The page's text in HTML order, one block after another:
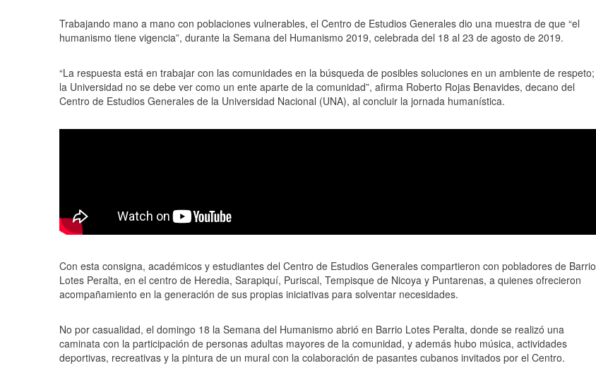
Trabajando mano a mano con poblaciones vulnerables, el Centro de Estudios Generales dio una muestra de que “el
humanismo tiene vigencia”, durante la Semana del Humanismo 2019, celebrada del 18 al 23 de agosto de 2019.
“La respuesta está en trabajar con las comunidades en la búsqueda de posibles soluciones en un ambiente de respeto;
la Universidad no se debe ver como un ente aparte de la comunidad”, afirma Roberto Rojas Benavides, decano del
Centro de Estudios Generales de la Universidad Nacional (UNA), al concluir la jornada humanística.
Con esta consigna, académicos y estudiantes del Centro de Estudios Generales compartieron con pobladores de Barrio
Lotes Peralta, en el centro de Heredia, Sarapiquí, Puriscal, Tempisque de Nicoya y Puntarenas, a quienes ofrecieron
acompañamiento en la generación de sus propias iniciativas para solventar necesidades.
No por casualidad, el domingo 18 la Semana del Humanismo abrió en Barrio Lotes Peralta, donde se realizó una
caminata con la participación de personas adultas mayores de la comunidad, y además hubo música, actividades
deportivas, recreativas y la pintura de un mural con la colaboración de pasantes cubanos invitados por el Centro.